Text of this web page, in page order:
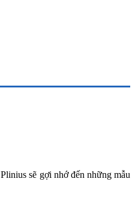
sẽ gợi nhớ đến những mẫu